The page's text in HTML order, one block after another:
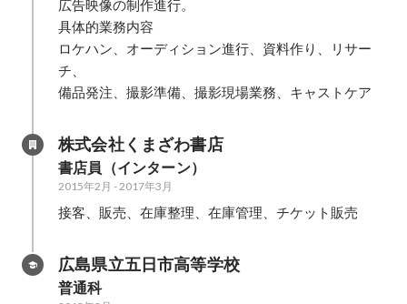
広告映像の制作進行。
具体的業務内容
ロケハン、オーディション進行、資料作り、リサー
チ、
備品発注、撮影準備、撮影現場業務、キャストケア
株式会社くまざわ書店
書店員（インターン）
2015年2月 -2017年3月
接客、販売、在庫整理、在庫管理、チケット販売
広島県立五日市高等学校
普通科